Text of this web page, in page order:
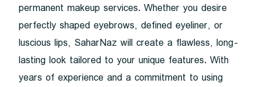
permanent makeup services. Whether you desire
perfectly shaped eyebrows, defined eyeliner, or
luscious lips, SaharNaz will create a flawless, long-
lasting look tailored to your unique features. With
years of experience and a commitment to using